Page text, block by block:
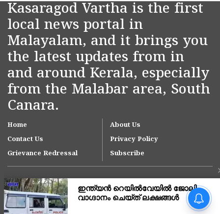
Kasaragod Vartha is the first
local news portal in
Malayalam, and it brings you
the latest updates from in
and around Kerala, especially
from the Malabar area, South
Canara.
Home
About Us
Contact Us
Privacy Policy
Grievance Redressal
Subscribe